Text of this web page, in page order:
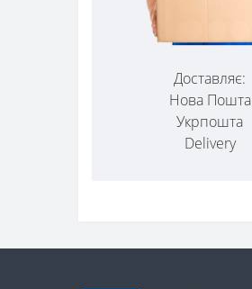
Доставляє:
Нова Пошта
Укрпошта
Delivery